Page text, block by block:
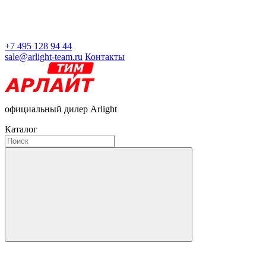
+7 495 128 94 44
sale@arlight-team.ru Контакты
официальный дилер Arlight
Каталог